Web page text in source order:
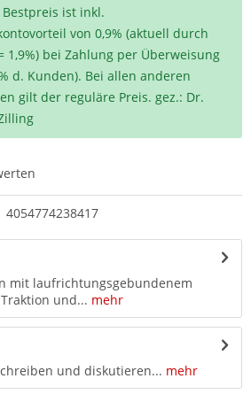
ist inkl.
von 0,9% (aktuell durch
1,9%) bei Zahlung per Überweisung
d. Kunden). Bei allen anderen
gilt der reguläre Preis. gez.: Dr.
4054774238417
mit laufrichtungsgebundenem
und... mehr
und diskutieren... mehr